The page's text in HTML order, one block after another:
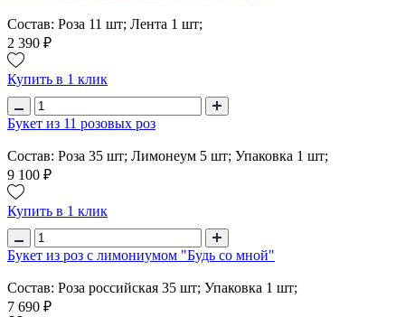
Состав: Роза 11 шт; Лента 1 шт;
2 390 ₽
Купить в 1 клик
Букет из 11 розовых роз
Состав: Роза 35 шт; Лимонеум 5 шт; Упаковка 1 шт;
9 100 ₽
Купить в 1 клик
Букет из роз с лимониумом "Будь со мной"
Состав: Роза российская 35 шт; Упаковка 1 шт;
7 690 ₽